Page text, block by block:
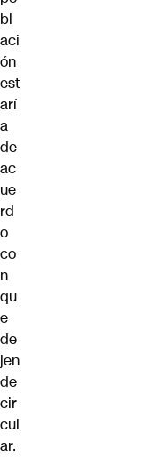
bl
aci
ón
est
arí
a
de
ac
ue
rd
o
co
n
qu
e
de
jen
de
cir
cul
ar.